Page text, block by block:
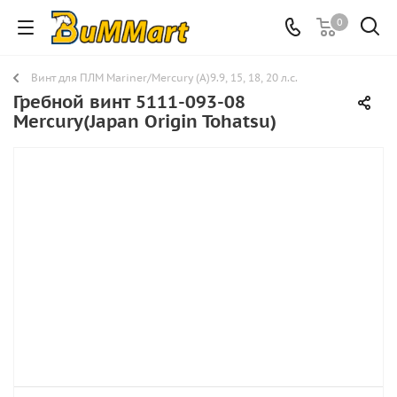
0
Винт для ПЛМ Mariner/Mercury (A)9.9, 15, 18, 20 л.с.
Гребной винт 5111-093-08
Mercury(Japan Origin Tohatsu)